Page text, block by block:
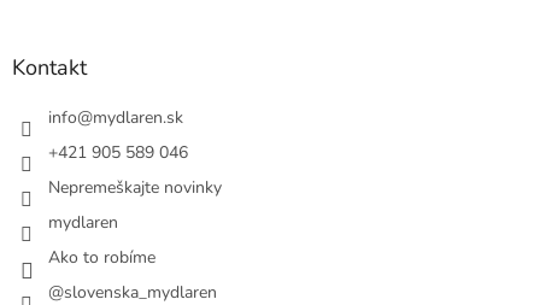
Kontakt
info@mydlaren.sk
+421 905 589 046
Nepremeškajte novinky
mydlaren
Ako to robíme
@slovenska_mydlaren